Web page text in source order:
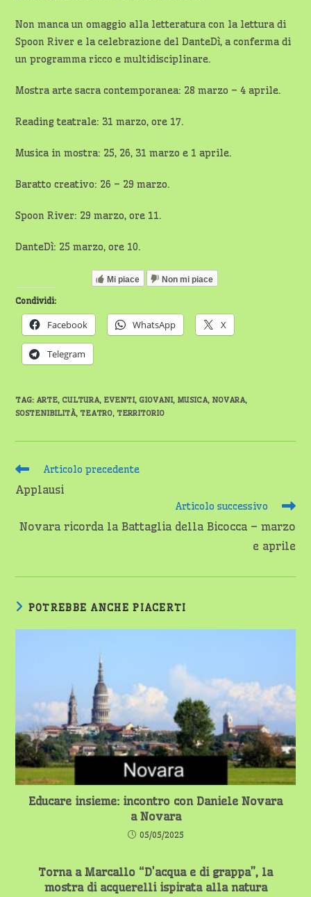
Non manca un omaggio alla letteratura con la lettura di
Spoon River e la celebrazione del DanteDì, a conferma di
un programma ricco e multidisciplinare.
Mostra arte sacra contemporanea: 28 marzo – 4 aprile.
Reading teatrale: 31 marzo, ore 17.
Musica in mostra: 25, 26, 31 marzo e 1 aprile.
Baratto creativo: 26 – 29 marzo.
Spoon River: 29 marzo, ore 11.
DanteDì: 25 marzo, ore 10.
Mi piace Non mi piace
Condividi:
Facebook WhatsApp X
Telegram
TAG: ARTE, CULTURA, EVENTI, GIOVANI, MUSICA, NOVARA,
SOSTENIBILITÀ, TEATRO, TERRITORIO
Leggi
articoli
Articolo precedente
Applausi
Articolo successivo
Novara ricorda la Battaglia della Bicocca – marzo
e aprile
POTREBBE ANCHE PIACERTI
Educare insieme: incontro con Daniele Novara
a Novara
05/05/2025
Torna a Marcallo “D’acqua e di grappa”, la
mostra di acquerelli ispirata alla natura